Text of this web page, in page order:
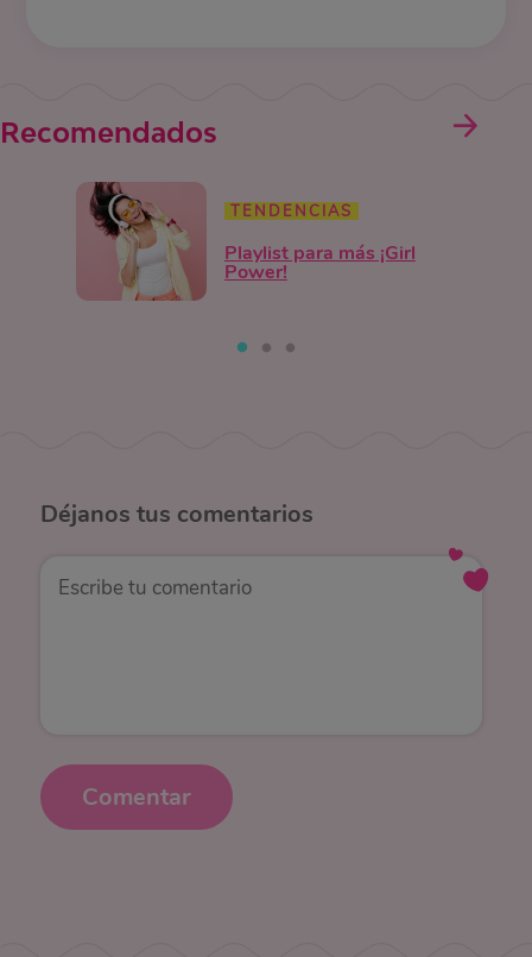
Recomendados
TENDENCIAS
Playlist para más ¡Girl
Power!
Déjanos tus comentarios
Comentar